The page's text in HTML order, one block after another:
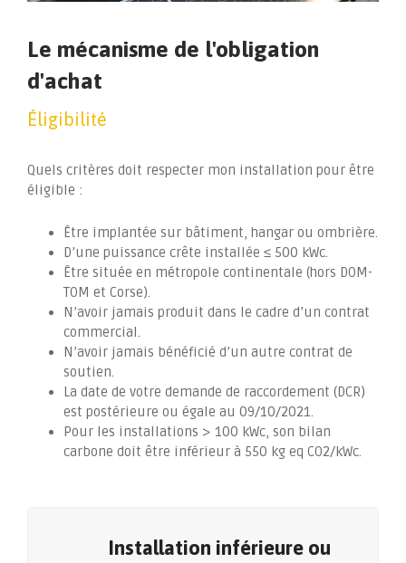
Le mécanisme de l'obligation
d'achat
Éligibilité
Quels critères doit respecter mon installation pour être
éligible :
Être implantée sur bâtiment, hangar ou ombrière.
D’une puissance crête installée ≤ 500 kWc.
Être située en métropole continentale (hors DOM-
TOM et Corse).
N’avoir jamais produit dans le cadre d’un contrat
commercial.
N’avoir jamais bénéficié d’un autre contrat de
soutien.
La date de votre demande de raccordement (DCR)
est postérieure ou égale au 09/10/2021.
Pour les installations > 100 kWc, son bilan
carbone doit être inférieur à 550 kg eq CO2/kWc.
Installation inférieure ou